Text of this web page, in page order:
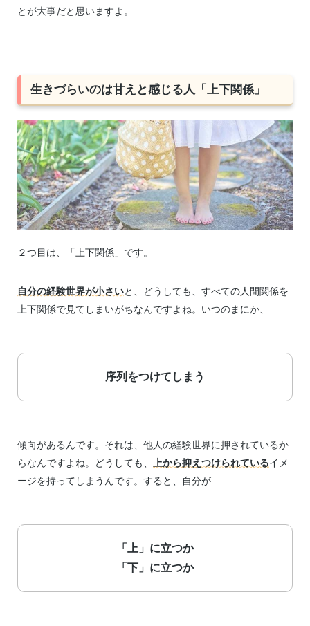
とが大事だと思いますよ。
生きづらいのは甘えと感じる人「上下関係」
２つ目は、「上下関係」です。
自分の経験世界が小さいと、どうしても、すべての人間関係を
上下関係で見てしまいがちなんですよね。いつのまにか、
序列をつけてしまう
傾向があるんです。それは、他人の経験世界に押されているか
らなんですよね。どうしても、 上から抑えつけられているイメ
ージを持ってしまうんです。すると、自分が
「上」に立つか
「下」に立つか